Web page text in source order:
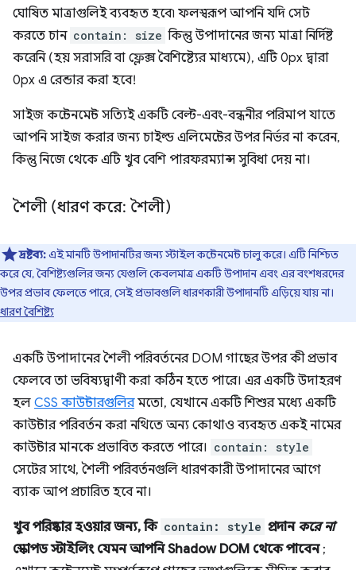
ঘোষিত মাত্রাগুলিই ব্যবহৃত হবে৷ ফলস্বরূপ আপনি যদি সেট
করতে চান contain: size কিন্তু উপাদানের জন্য মাত্রা নির্দিষ্ট
করেনি (হয় সরাসরি বা ফ্লেক্স বৈশিষ্ট্যের মাধ্যমে), এটি 0px দ্বারা
0px এ রেন্ডার করা হবে!
সাইজ কন্টেনমেন্ট সত্যিই একটি বেল্ট-এবং-বন্ধনীর পরিমাপ যাতে
আপনি সাইজ করার জন্য চাইল্ড এলিমেন্টের উপর নির্ভর না করেন,
কিন্তু নিজে থেকে এটি খুব বেশি পারফরম্যান্স সুবিধা দেয় না।
শৈলী (ধারণ করে: শৈলী)
দ্রষ্টব্য:এই মানটি উপাদানটির জন্য স্টাইল কন্টেনমেন্ট চালু করে। এটি নিশ্চিত
করে যে, বৈশিষ্ট্যগুলির জন্য যেগুলি কেবলমাত্র একটি উপাদান এবং এর বংশধরদের
উপর প্রভাব ফেলতে পারে, সেই প্রভাবগুলি ধারণকারী উপাদানটি এড়িয়ে যায় না।
ধারণ বৈশিষ্ট্য
একটি উপাদানের শৈলী পরিবর্তনের DOM গাছের উপর কী প্রভাব
ফেলবে তা ভবিষ্যদ্বাণী করা কঠিন হতে পারে। এর একটি উদাহরণ
হল CSS কাউন্টারগুলিরমতো, যেখানে একটি শিশুর মধ্যে একটি
কাউন্টার পরিবর্তন করা নথিতে অন্য কোথাও ব্যবহৃত একই নামের
কাউন্টার মানকে প্রভাবিত করতে পারে। contain: style
সেটের সাথে, শৈলী পরিবর্তনগুলি ধারণকারী উপাদানের আগে
ব্যাক আপ প্রচারিত হবে না।
খুব পরিষ্কার হওয়ার জন্য, কি contain: style প্রদান করে না
স্কোপড স্টাইলিং যেমন আপনি Shadow DOM থেকে পাবেন;